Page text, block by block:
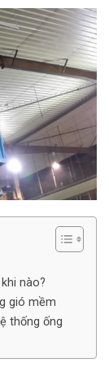
nào?
gió mềm
thống ống